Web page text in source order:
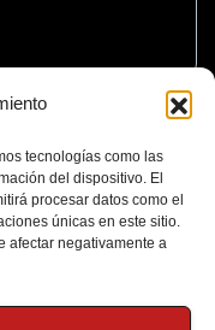
tecnologías como las
del dispositivo. El
procesar datos como el
únicas en este sitio.
afectar negativamente a